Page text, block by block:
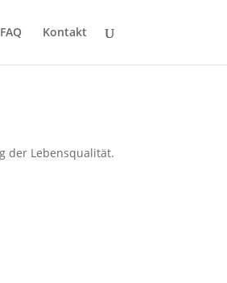
FAQ Kontakt
der Lebensqualität.